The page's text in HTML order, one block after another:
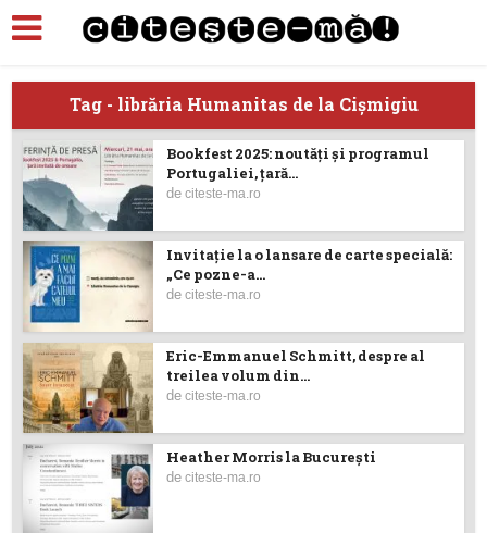
Tag - librăria Humanitas de la Cișmigiu
Bookfest 2025: noutăți și programul
Portugaliei, țară...
deciteste-ma.ro
Invitaţie la o lansare de carte specială:
„Ce pozne-a...
deciteste-ma.ro
Eric-Emmanuel Schmitt, despre al
treilea volum din...
deciteste-ma.ro
Heather Morris la București
deciteste-ma.ro